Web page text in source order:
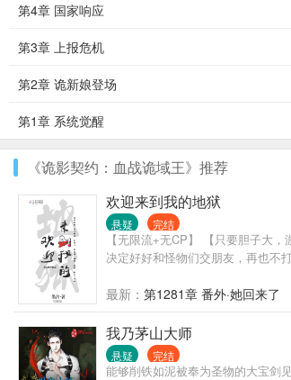
第4章 国家响应
第3章 上报危机
第2章 诡新娘登场
第1章 系统觉醒
《诡影契约：血战诡域王》推荐
欢迎来到我的地狱
悬疑 完结
【无限流+无CP】 【只要胆子大
决定好好和怪物们交朋友，再也不
最新： 第1281章 番外·她回来了
我乃茅山大师
悬疑 完结
能够削铁如泥被奉为圣物的大宝剑